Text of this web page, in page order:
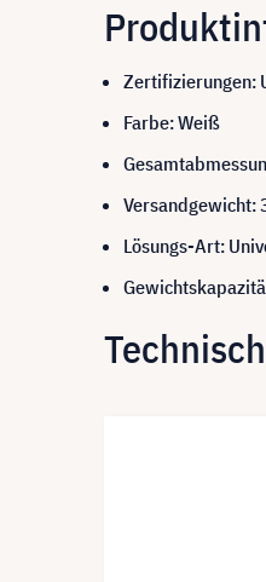
Zertifizierungen:
Farbe: Weiß
Versandgewicht:
Lösungs-Art: